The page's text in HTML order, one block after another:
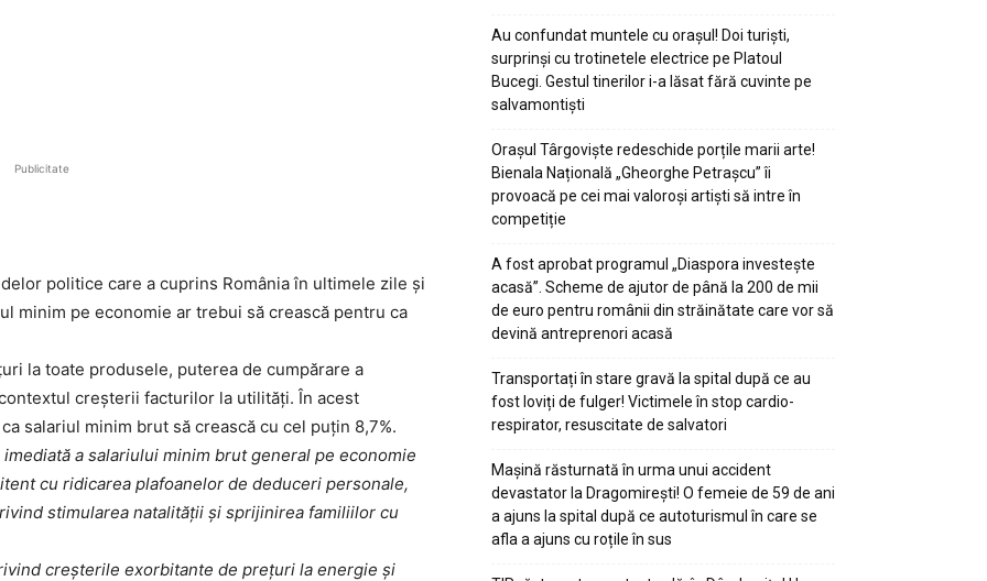
Publicitate
politice care a cuprins România în ultimele zile și
minim pe economie ar trebui să crească pentru ca
la toate produsele, puterea de cumpărare a
creșterii facturilor la utilități. În acest
salariul minim brut să crească cu cel puțin 8,7%.
a salariului minim brut general pe economie
cu ridicarea plafoanelor de deduceri personale,
stimularea natalității și sprijinirea familiilor cu
creșterile exorbitante de prețuri la energie și
Au confundat muntele cu orașul! Doi turiști,
surprinși cu trotinetele electrice pe Platoul
Bucegi. Gestul tinerilor i-a lăsat fără cuvinte pe
salvamontiști
Orașul Târgoviște redeschide porțile marii arte!
Bienala Națională „Gheorghe Petrașcu” îi
provoacă pe cei mai valoroși artiști să intre în
competiție
A fost aprobat programul „Diaspora investește
acasă”. Scheme de ajutor de până la 200 de mii
de euro pentru românii din străinătate care vor să
devină antreprenori acasă
Transportați în stare gravă la spital după ce au
fost loviți de fulger! Victimele în stop cardio-
respirator, resuscitate de salvatori
Mașină răsturnată în urma unui accident
devastator la Dragomirești! O femeie de 59 de ani
a ajuns la spital după ce autoturismul în care se
afla a ajuns cu roțile în sus